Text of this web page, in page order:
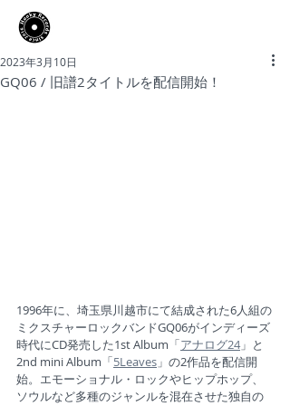
GQ06 / 旧譜2タイトルを配信開始！
2023年3月10日
1996年に、埼玉県川越市にて結成された6人組の
ミクスチャーロックバンドGQ06がインディーズ
時代にCD発売した1st Album「アナログ24」と
2nd mini Album「5Leaves 」の2作品を配信開
始。エモーショナル・ロックやヒップホップ、
ソウルなど多種のジャンルを混在させた独自の